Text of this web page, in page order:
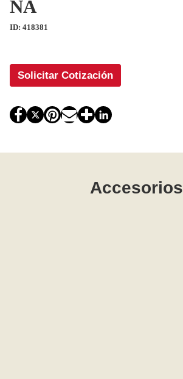
NA
ID: 418381
Solicitar Cotización
Accesorios